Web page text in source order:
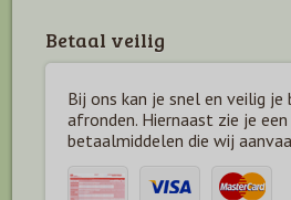
Betaal veilig
Bij ons kan je snel en veilig
afronden. Hiernaast zie je
betaalmiddelen die wij